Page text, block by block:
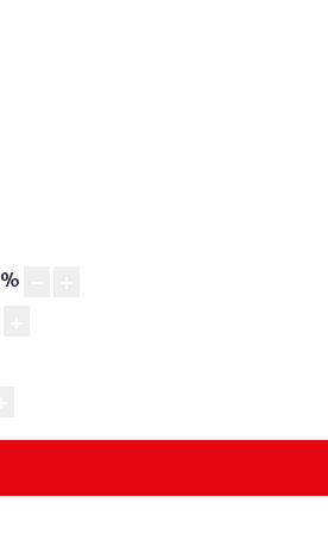
%